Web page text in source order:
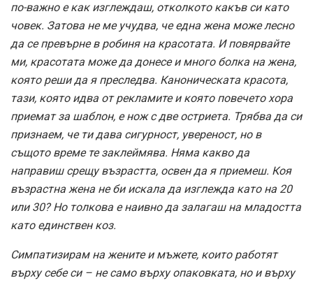
по-важно е как изглеждаш, отколкото какъв си като
човек. Затова не ме учудва, че една жена може лесно
да се превърне в робиня на красотата. И повярвайте
ми, красотата може да донесе и много болка на жена,
която реши да я преследва. Каноническата красота,
тази, която идва от рекламите и която повечето хора
приемат за шаблон, е нож с две остриета. Трябва да си
признаем, че ти дава сигурност, увереност, но в
същото време те заклеймява. Няма какво да
направиш срещу възрастта, освен да я приемеш. Коя
възрастна жена не би искала да изглежда като на 20
или 30? Но толкова е наивно да залагаш на младостта
като единствен коз.
Симпатизирам на жените и мъжете, които работят
върху себе си – не само върху опаковката, но и върху